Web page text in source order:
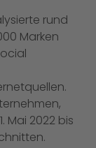
rund
Marken
Mai 2022 bis